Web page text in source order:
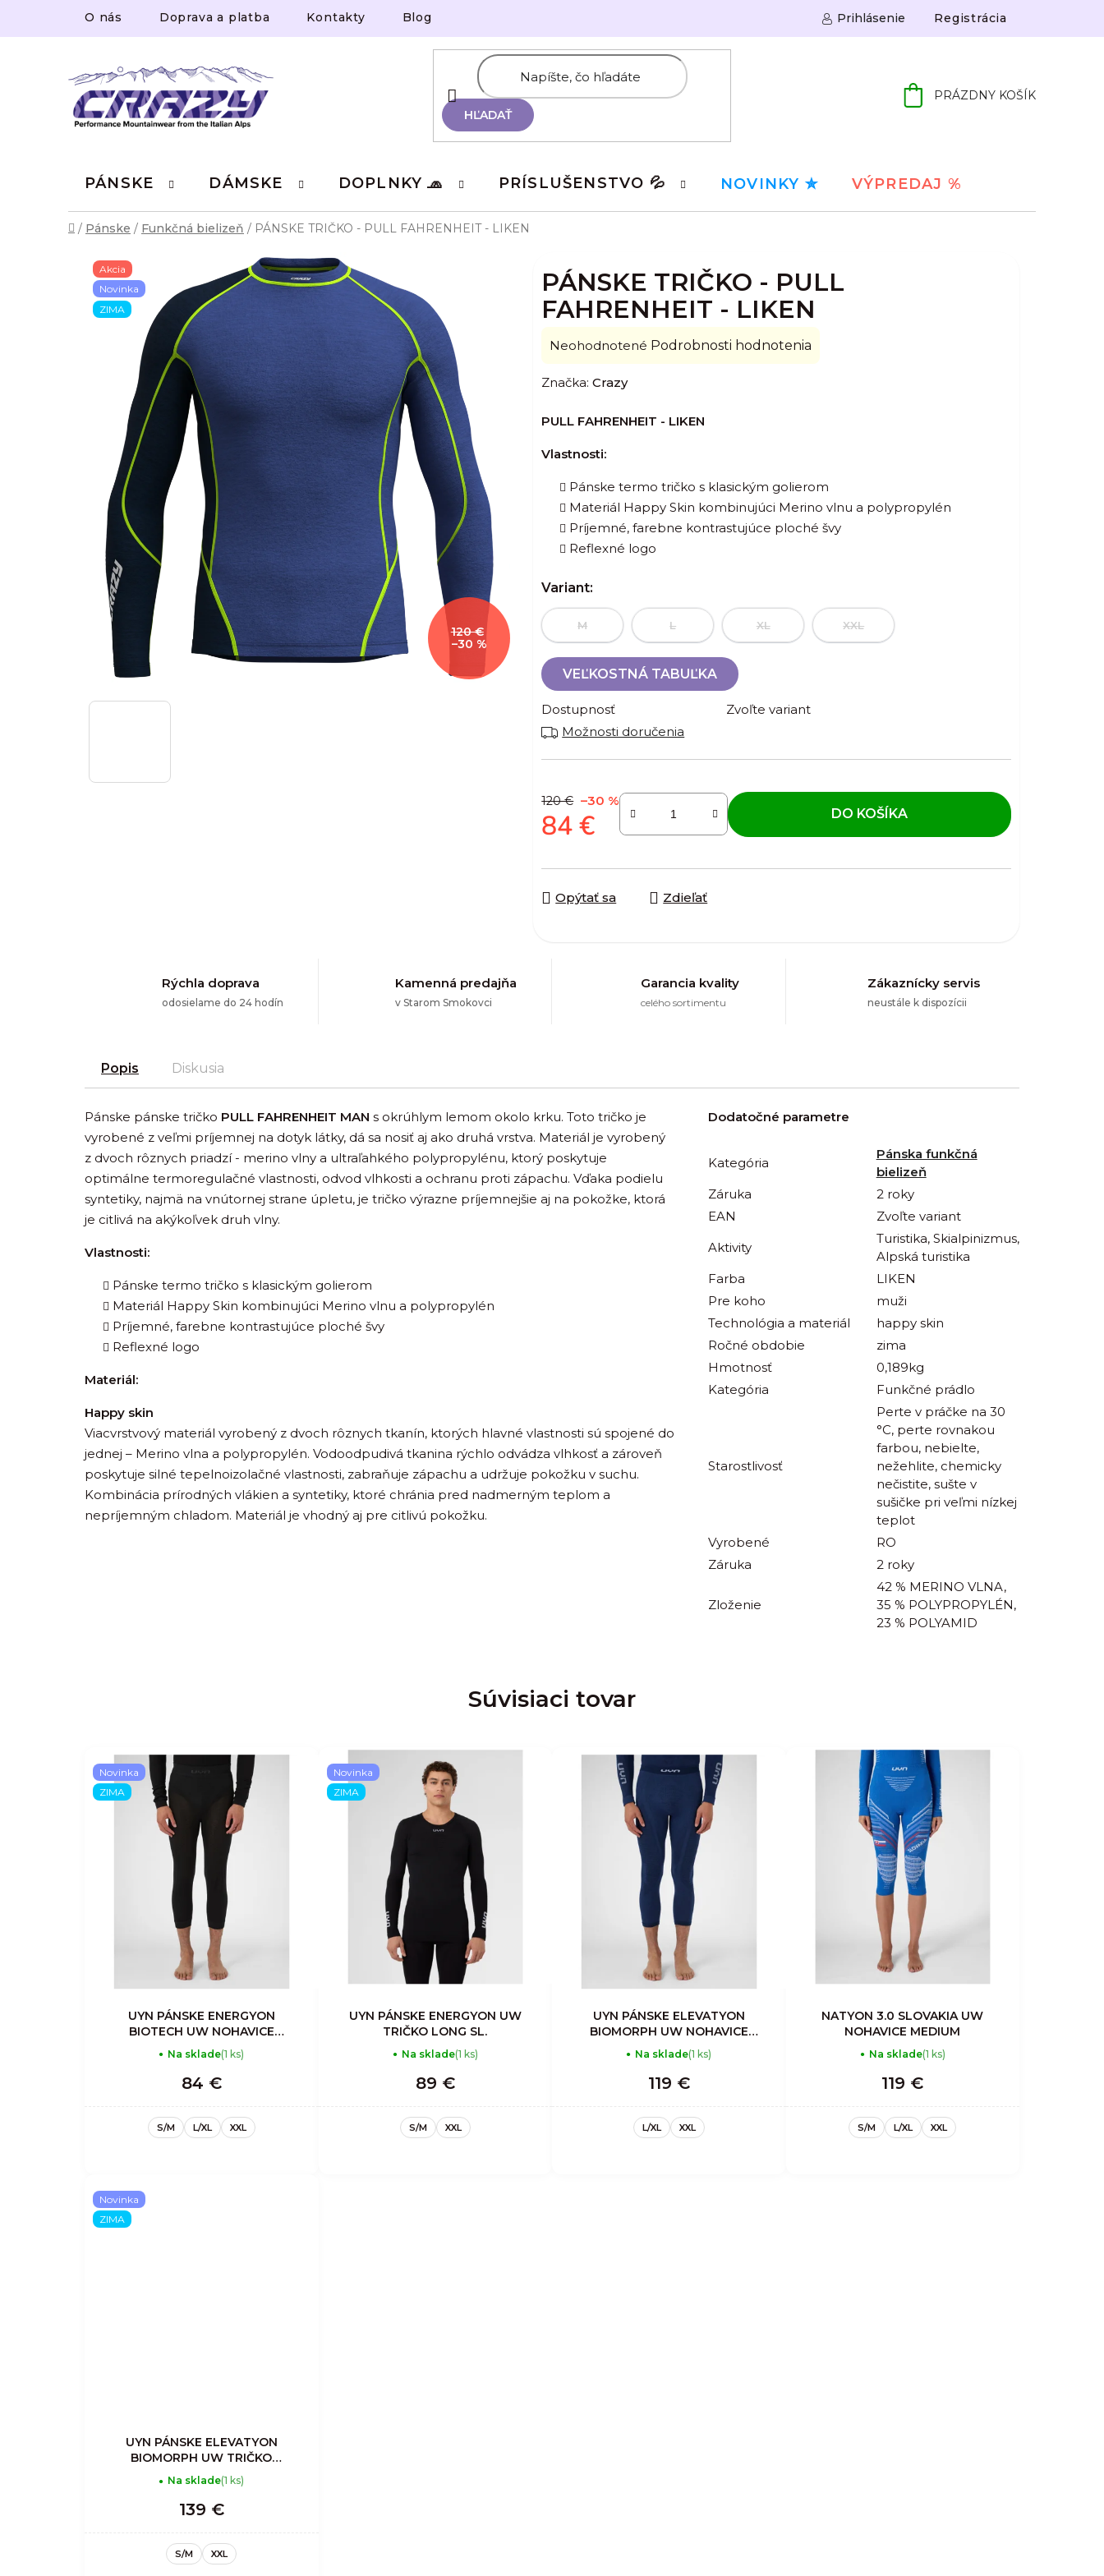
obsah
O nás Doprava a platba Kontakty Blog Prihlásenie Registrácia
HĽADAŤ
PRÁZDNY KOŠÍK
PÁNSKE DÁMSKE DOPLNKY 🧢 PRÍSLUŠENSTVO 💦 NOVINKY ✮ VÝPREDAJ %
Domov
/ Pánske / Funkčná bielizeň / PÁNSKE TRIČKO - PULL FAHRENHEIT - LIKEN
PÁNSKE TRIČKO - PULL
FAHRENHEIT - LIKEN
Priemerné
produktu
0,0
z
hviezdičiek.
Neohodnotené Podrobnosti hodnotenia
Značka:Crazy
PULL FAHRENHEIT - LIKEN
Vlastnosti:
Pánske termo tričko s klasickým golierom
Materiál Happy Skin kombinujúci Merino vlnu a polypropylén
Príjemné, farebne kontrastujúce ploché švy
Reflexné logo
Variant:
M L XL XXL
VEĽKOSTNÁ TABUĽKA
Dostupnosť
Zvoľte variant
Možnosti doručenia
120 € –30 %
84 € DO KOŠÍKA
Opýtať sa Zdieľať
Akcia
Novinka
ZIMA
120 €
–30 %
Rýchla doprava
odosielame do 24 hodín
Kamenná predajňa
v Starom Smokovci
Garancia kvality
celého sortimentu
Zákaznícky servis
neustále k dispozícii
Popis Diskusia
Pánske pánske tričko PULL FAHRENHEIT MAN s okrúhlym lemom okolo krku. Toto tričko je
vyrobené z veľmi príjemnej na dotyk látky, dá sa nosiť aj ako druhá vrstva. Materiál je vyrobený
z dvoch rôznych priadzí - merino vlny a ultraľahkého polypropylénu, ktorý poskytuje
optimálne termoregulačné vlastnosti, odvod vlhkosti a ochranu proti zápachu. Vďaka podielu
syntetiky, najmä na vnútornej strane úpletu, je tričko výrazne príjemnejšie aj na pokožke, ktorá
je citlivá na akýkoľvek druh vlny.
Vlastnosti:
Pánske termo tričko s klasickým golierom
Materiál Happy Skin kombinujúci Merino vlnu a polypropylén
Príjemné, farebne kontrastujúce ploché švy
Reflexné logo
Materiál:
Happy skin
Viacvrstvový materiál vyrobený z dvoch rôznych tkanín, ktorých hlavné vlastnosti sú spojené do
jednej – Merino vlna a polypropylén. Vodoodpudivá tkanina rýchlo odvádza vlhkosť a zároveň
poskytuje silné tepelnoizolačné vlastnosti, zabraňuje zápachu a udržuje pokožku v suchu.
Kombinácia prírodných vlákien a syntetiky, ktoré chránia pred nadmerným teplom a
nepríjemným chladom. Materiál je vhodný aj pre citlivú pokožku.
Dodatočné parametre
Kategória
Pánska funkčná
bielizeň
Záruka
2 roky
EAN
Zvoľte variant
Aktivity
Turistika, Skialpinizmus,
Alpská turistika
Farba
LIKEN
Pre koho
muži
Technológia a materiál
happy skin
Ročné obdobie
zima
Hmotnosť
0,189kg
Kategória
Funkčné prádlo
Starostlivosť
Perte v práčke na 30
°C, perte rovnakou
farbou, nebielte,
nežehlite, chemicky
nečistite, sušte v
sušičke pri veľmi nízkej
teplot
Vyrobené
RO
Záruka
2 roky
Zloženie
42 % MERINO VLNA,
35 % POLYPROPYLÉN,
23 % POLYAMID
Súvisiaci tovar
Novinka
ZIMA
UYN PÁNSKE ENERGYON
BIOTECH UW NOHAVICE
MEDIUM
Na sklade(1 ks)
84 €
S/M L/XL XXL
Novinka
ZIMA
UYN PÁNSKE ENERGYON UW
TRIČKO LONG SL.
Na sklade(1 ks)
89 €
S/M XXL
UYN PÁNSKE ELEVATYON
BIOMORPH UW NOHAVICE
MEDIUM
Na sklade(1 ks)
119 €
L/XL XXL
NATYON 3.0 SLOVAKIA UW
NOHAVICE MEDIUM
Na sklade(1 ks)
119 €
S/M L/XL XXL
Novinka
ZIMA
UYN PÁNSKE ELEVATYON
BIOMORPH UW TRIČKO
LONG_SL. TURTLE NECK
Na sklade(1 ks)
139 €
S/M XXL